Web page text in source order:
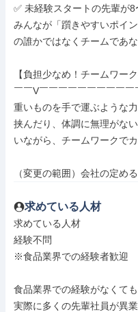
✅ 未経験スタートの先輩が8
みんなが「躓きやすいポイ
の誰かではなくチームであ
【負担少なめ！チームワー
￣￣V￣￣￣￣￣￣￣￣￣￣
重いものを手で運ぶような
挟んだり、体調に無理がな
いながら、チームワークで
（変更の範囲）会社の定め
求めている人材
求めている人材
経験不問
※食品業界での経験者歓迎
食品業界での経験がなくて
実際に多くの先輩社員が異